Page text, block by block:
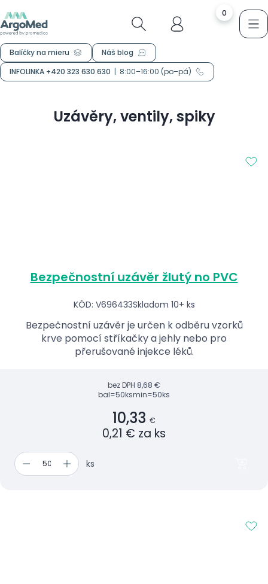
0
Balíčky na mieru
Náš blog
INFOLINKA +420 323 630 630 | 8:00–16:00 (po–pá)
Uzávěry, ventily, spiky
Bezpečnostní uzávěr žlutý no PVC
KÓD: V696433Skladom 10+ ks
Bezpečnostní uzávěr je určen k odběru vzorků
krve pomocí stříkačky a jehly nebo pro
přerušované injekce léků.
bez DPH 8,68 €
bal=50ksmin=50ks
10,33 €
0,21 € za ks
ks